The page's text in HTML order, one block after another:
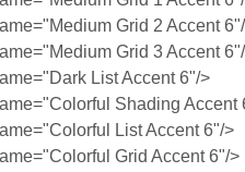
Grid 2 Accent
Grid 3 Accent
List Accent 6"/>
Shading Accent
List Accent 6"/>
Grid Accent 6"/>